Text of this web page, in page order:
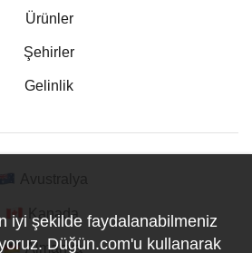
Ürünler
Şehirler
Gelinlik
Kanada
Almanya
iyi şekilde faydalanabilmeniz
Düğün.com'u kullanarak